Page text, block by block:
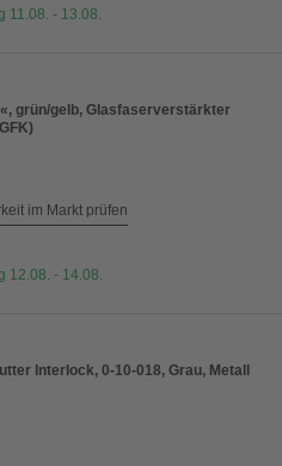
11.08. - 13.08.
grün/gelb, Glasfaserverstärkter
im Markt prüfen
12.08. - 14.08.
Interlock, 0-10-018, Grau, Metall